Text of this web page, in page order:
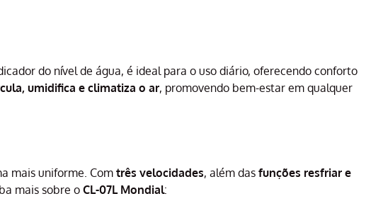
do nível de água, é ideal para o uso diário, oferecendo conforto
umidifica e climatiza o ar, promovendo bem-estar em qualquer
mais uniforme. Com três velocidades, além das funções resfriar e
mais sobre o CL-07L Mondial: